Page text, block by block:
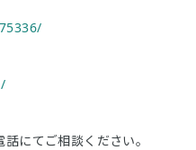
にてご相談ください。